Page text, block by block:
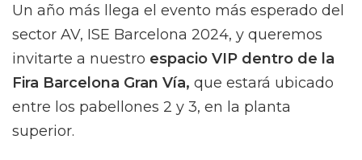
Un año más llega el evento más esperado del
sector AV, ISE Barcelona 2024, y queremos
invitarte a nuestro espacio VIP dentro de la
Fira Barcelona Gran Vía, que estará ubicado
entre los pabellones 2 y 3, en la planta
superior.